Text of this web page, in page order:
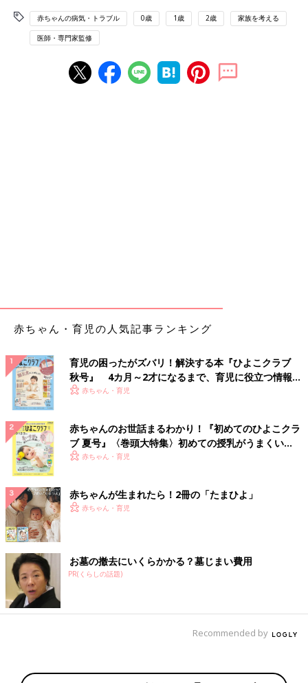
赤ちゃんの病気・トラブル 0歳 1歳 2歳 家族を考える
医師・専門家監修
赤ちゃん・育児の人気記事ランキング
育児の困ったがズバリ！解決する本『ひよこクラブ
秋号』 4カ月～2才になるまで、育児に役立つ情報が
いっぱい！
赤ちゃん・育児
赤ちゃんのお世話まるわかり！『初めてのひよこクラ
ブ 夏号』〈巻頭大特集〉初めての授乳がうまくい
く！ おっぱい・ミルクの基本と夏のトラブル 解決テ
赤ちゃん・育児
赤ちゃんが生まれたら！2冊の「たまひよ」
赤ちゃん・育児
お墓の撤去にいくらかかる？墓じまい費用
PR(くらしの話題)
Recommended by